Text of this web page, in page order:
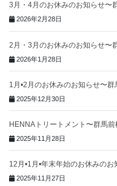
3月・4月のお休みのお知らせ〜
2026年2月28日
2月・3月のお休みのお知らせ〜
2026年1月28日
1月•2月のお休みのお知らせ〜
2025年12月30日
HENNAトリートメント〜群馬
2025年11月28日
12月•1月•年末年始のお休みの
2025年11月27日